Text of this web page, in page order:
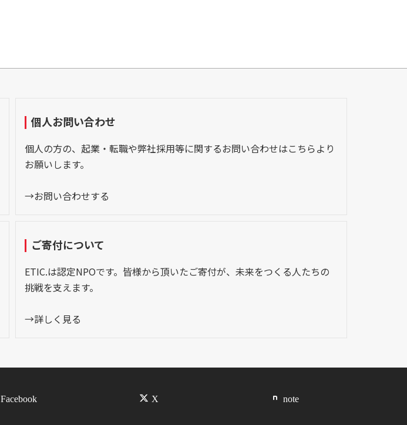
個人お問い合わせ
個人の方の、起業・転職や弊社採用等に関するお問い合わせはこちらより
お願いします。
→お問い合わせする
ご寄付について
ETIC.は認定NPOです。皆様から頂いたご寄付が、未来をつくる人たちの
挑戦を支えます。
→詳しく見る
Facebook X note